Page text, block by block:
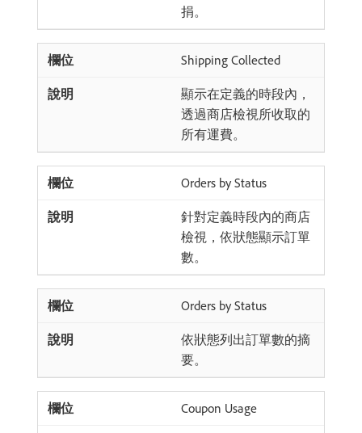
捐。
Shipping Collected
顯示在定義的時段內，
透過商店檢視所收取的
所有運費。
Orders by Status
針對定義時段內的商店
檢視，依狀態顯示訂單
數。
Orders by Status
依狀態列出訂單數的摘
要。
Coupon Usage